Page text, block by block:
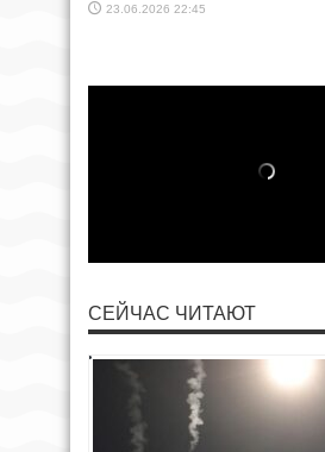
23.06.2026 22:45
СЕЙЧАС ЧИТАЮТ